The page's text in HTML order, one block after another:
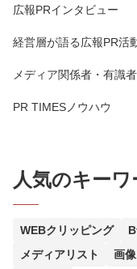
広報PRインタビュー
経営層が語る広報PR活
メディア関係者・有識
PR TIMESノウハウ
人気のキーワ
WEBクリッピング
メディアリスト
画像